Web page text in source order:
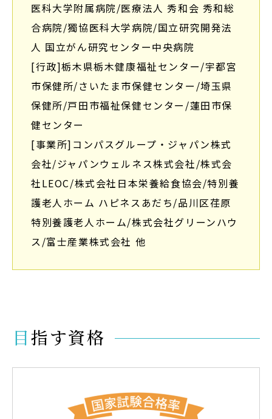
医科大学附属病院/医療法人 秀和会 秀和総
合病院/獨協医科大学病院/国立研究開発法
人 国立がん研究センター中央病院
[行政]栃木県栃木健康福祉センター/宇都宮
市保健所/さいたま市保健センター/埼玉県
保健所/戸田市福祉保健センター/蓮田市保
健センター
[事業所]コンパスグループ・ジャパン株式
会社/ジャパンウェルネス株式会社/株式会
社LEOC/株式会社日本栄養給食協会/特別養
護老人ホーム ハピネスあだち/品川区荏原
特別養護老人ホーム/株式会社グリーンハウ
ス/富士産業株式会社 他
目指す資格